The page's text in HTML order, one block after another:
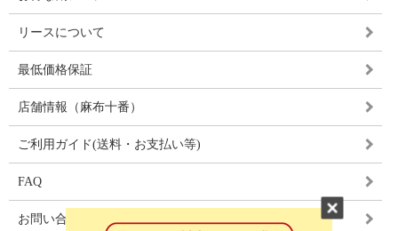
リースについて
最低価格保証
店舗情報（麻布十番）
ご利用ガイド(送料・お支払い等)
FAQ
お問い合わせ